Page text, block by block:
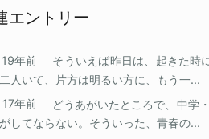
エントリー
19年前
そういえば昨日は、起きた時
人いて、片方は明るい方に、もう一...
17年前
どうあがいたところで、中学
してならない。そういった、青春の...